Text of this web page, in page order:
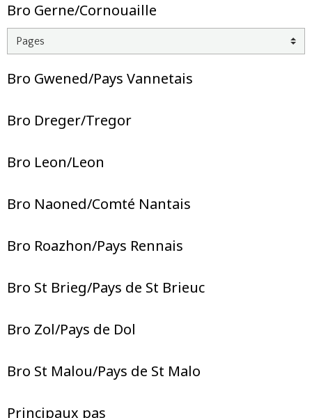
Bro Gerne/Cornouaille
Bro Gwened/Pays Vannetais
Bro Dreger/Tregor
Bro Leon/Leon
Bro Naoned/Comté Nantais
Bro Roazhon/Pays Rennais
Bro St Brieg/Pays de St Brieuc
Bro Zol/Pays de Dol
Bro St Malou/Pays de St Malo
Principaux pas